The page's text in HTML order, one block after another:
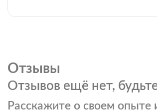
Отзывы
Отзывов ещё нет,
Расскажите о своем опыте